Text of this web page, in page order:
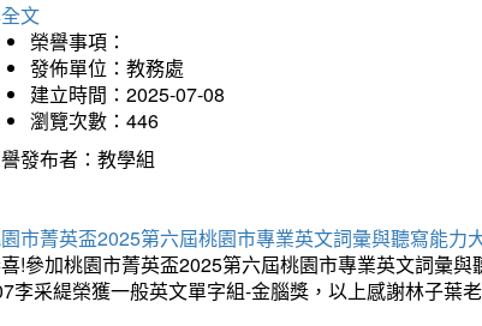
文
榮譽事項：
發佈單位：教務處
建立時間：2025-07-08
瀏覽次數：446
發布者：教學組
市菁英盃2025第六屆桃園市專業英文詞彙與聽寫能力
!參加桃園市菁英盃2025第六屆桃園市專業英文詞彙
李采緹榮獲一般英文單字組-金腦獎，以上感謝林子葉